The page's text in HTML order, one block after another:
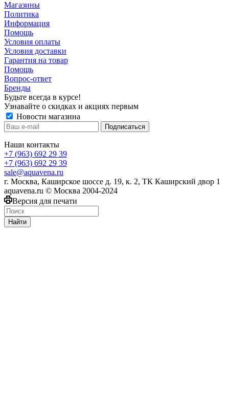
Магазины
Политика
Информация
Помощь
Условия оплаты
Условия доставки
Гарантия на товар
Помощь
Вопрос-ответ
Бренды
Будьте всегда в курсе!
Узнавайте о скидках и акциях первым
Новости магазина
Наши контакты
+7 (963) 692 29 39
+7 (963) 692 29 39
sale@aquavena.ru
г. Москва, Каширское шоссе д. 19, к. 2, ТК Каширский двор 1
aquavena.ru © Москва 2004-2024
Версия для печати
Найти